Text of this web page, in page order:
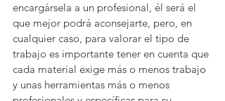
encargársela a un profesional, él será el
que mejor podrá aconsejarte, pero, en
cualquier caso, para valorar el tipo de
trabajo es importante tener en cuenta que
cada material exige más o menos trabajo
y unas herramientas más o menos